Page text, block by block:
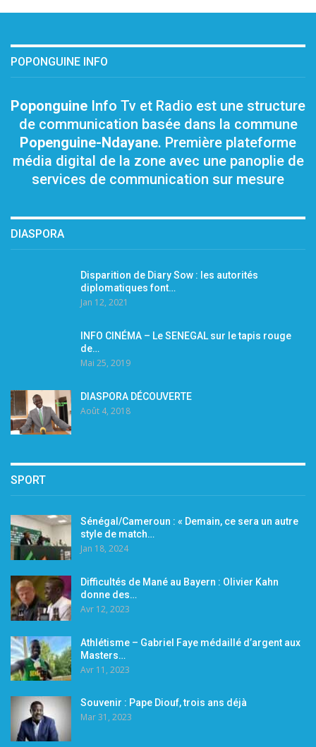
POPONGUINE INFO
Poponguine Info Tv et Radio est une structure
de communication basée dans la commune
Popenguine-Ndayane. Première plateforme
média digital de la zone avec une panoplie de
services de communication sur mesure
DIASPORA
Disparition de Diary Sow : les autorités
diplomatiques font…
Jan 12, 2021
INFO CINÉMA – Le SENEGAL sur le tapis rouge
de…
Mai 25, 2019
DIASPORA DÉCOUVERTE
Août 4, 2018
SPORT
Sénégal/Cameroun : « Demain, ce sera un autre
style de match…
Jan 18, 2024
Difficultés de Mané au Bayern : Olivier Kahn
donne des…
Avr 12, 2023
Athlétisme – Gabriel Faye médaillé d’argent aux
Masters…
Avr 11, 2023
Souvenir : Pape Diouf, trois ans déjà
Mar 31, 2023